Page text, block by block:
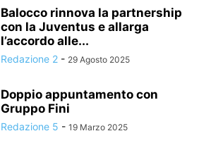
Balocco rinnova la partnership
con la Juventus e allarga
l’accordo alle...
Redazione 2 - 29 Agosto 2025
Doppio appuntamento con
Gruppo Fini
Redazione 5 - 19 Marzo 2025